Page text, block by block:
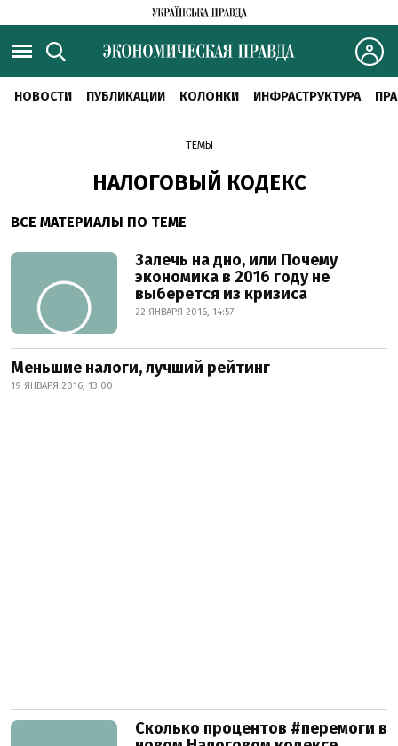
НОВОСТИ ПУБЛИКАЦИИ КОЛОНКИ ИНФРАСТРУКТУРА
ТЕМЫ
НАЛОГОВЫЙ КОДЕКС
ВСЕ МАТЕРИАЛЫ ПО ТЕМЕ
Залечь на дно, или Почему
экономика в 2016 году не
выберется из кризиса
22 ЯНВАРЯ 2016, 14:57
Меньшие налоги, лучший рейтинг
19 ЯНВАРЯ 2016, 13:00
Сколько процентов #перемоги в